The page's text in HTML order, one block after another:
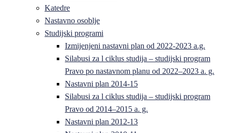
Katedre
Nastavno osoblje
Studijski programi
Izmijenjeni nastavni plan od 2022-2023 a.g.
Silabusi za l ciklus studija – studijski program
Pravo po nastavnom planu od 2022–2023 a. g.
Nastavni plan 2014-15
Silabusi za l ciklus studija – studijski program
Pravo od 2014–2015 a. g.
Nastavni plan 2012-13